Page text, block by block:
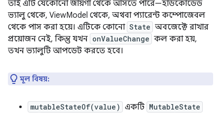
তাই এটি যেকোনো জায়গা থেকে আসতে পারে—হার্ডকোডেড
ভ্যালু থেকে, ViewModel থেকে, অথবা প্যারেন্ট কম্পোজেবল
থেকে পাস করা হয়ে। এটিকে কোনো State অবজেক্টে রাখার
প্রয়োজন নেই, কিন্তু যখন onValueChange কল করা হয়,
তখন ভ্যালুটি আপডেট করতে হবে।
মূল বিষয়:
mutableStateOf(value) একটি MutableState